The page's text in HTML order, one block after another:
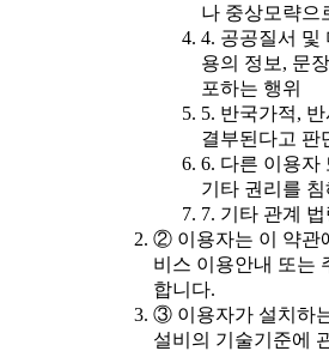
나 중상모략으
4. 공공질서 및
용의 정보, 문
포하는 행위
5. 반국가적,
결부된다고 판
6. 다른 이용자
기타 권리를 침
7. 기타 관계
② 이용자는 이 약관
비스 이용안내 또는
합니다.
③ 이용자가 설치하
설비의 기술기준에